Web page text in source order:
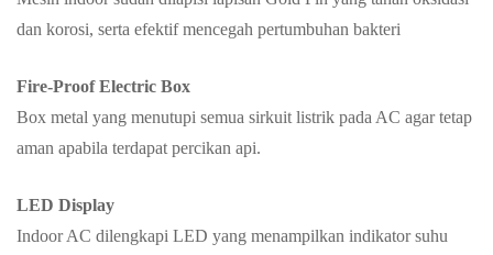
dan korosi, serta efektif mencegah pertumbuhan bakteri
⁠Fire-Proof Electric Box
Box metal yang menutupi semua sirkuit listrik pada AC agar tetap
aman apabila terdapat percikan api.
LED Display
Indoor AC dilengkapi LED yang menampilkan indikator suhu